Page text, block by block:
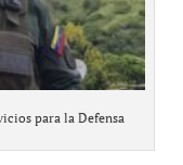
para la Defensa